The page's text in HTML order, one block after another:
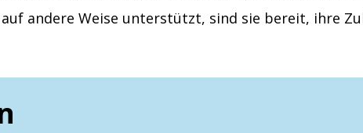
andere Weise unterstützt, sind sie bereit, ihre